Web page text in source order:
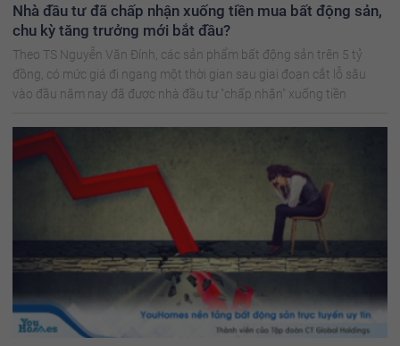
Nhà đầu tư đã chấp nhận xuống tiền mua bất động sản,
chu kỳ tăng trưởng mới bắt đầu?
Theo TS Nguyễn Văn Đính, các sản phẩm bất động sản trên 5 tỷ
đồng, có mức giá đi ngang một thời gian sau giai đoạn cắt lỗ sâu
vào đầu năm nay đã được nhà đầu tư "chấp nhận" xuống tiền